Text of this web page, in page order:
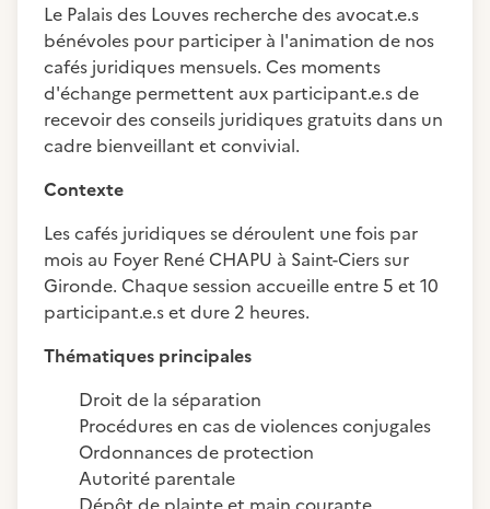
Le Palais des Louves recherche des avocat.e.s
bénévoles pour participer à l'animation de nos
cafés juridiques mensuels. Ces moments
d'échange permettent aux participant.e.s de
recevoir des conseils juridiques gratuits dans un
cadre bienveillant et convivial.
Contexte
Les cafés juridiques se déroulent une fois par
mois au Foyer René CHAPU à Saint-Ciers sur
Gironde. Chaque session accueille entre 5 et 10
participant.e.s et dure 2 heures.
Thématiques principales
Droit de la séparation
Procédures en cas de violences conjugales
Ordonnances de protection
Autorité parentale